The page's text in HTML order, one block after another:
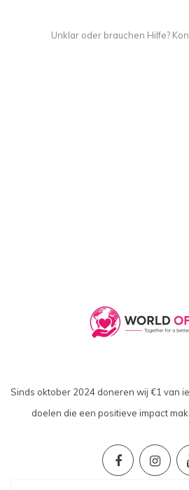
Unklar oder brauchen Hilfe?
Sinds oktober 2024 doneren wij €1 van
doelen die een positieve impact